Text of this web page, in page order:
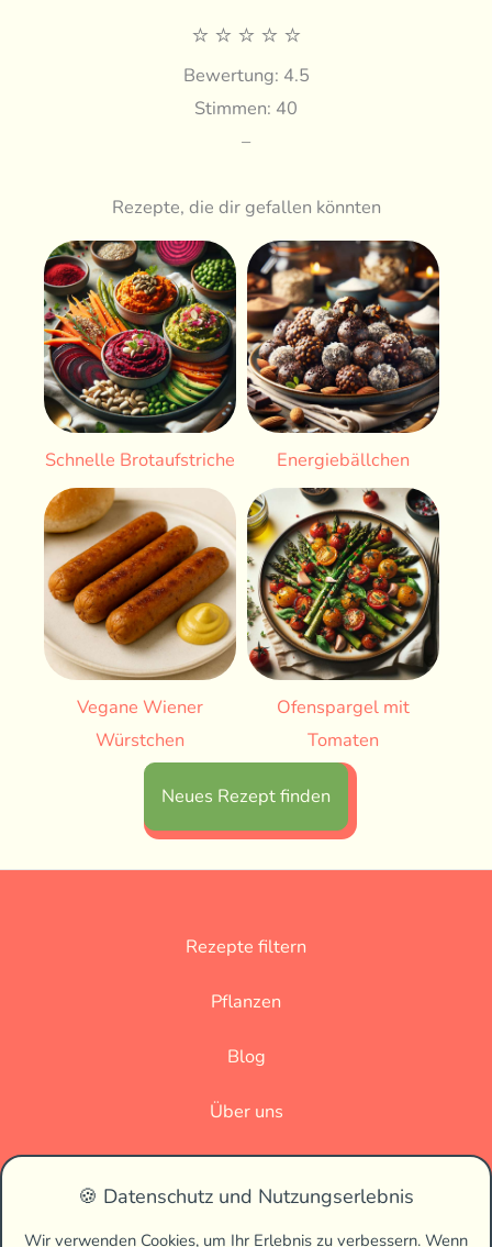
🍪 Datenschutz und Nutzungserlebnis
Wir verwenden Cookies, um Ihr Erlebnis zu verbessern. Wenn
⭐ ⭐ ⭐ ⭐ ⭐
Bewertung: 4.5
Stimmen: 40
–
Rezepte, die dir gefallen könnten
Schnelle Brotaufstriche Energiebällchen
Vegane Wiener
Würstchen
Ofenspargel mit
Tomaten
Neues Rezept finden
Rezepte filtern
Pflanzen
Blog
Über uns